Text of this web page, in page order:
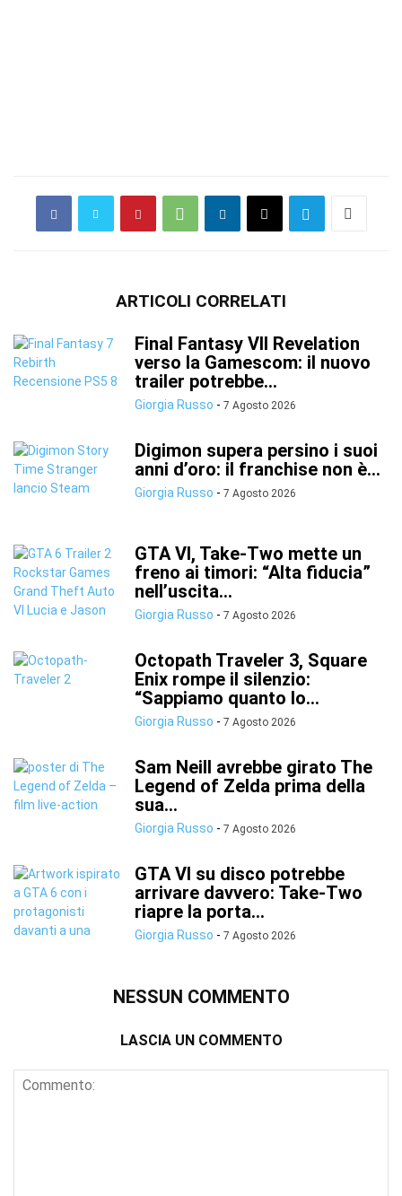
ARTICOLI CORRELATI
Final Fantasy VII Revelation
verso la Gamescom: il nuovo
trailer potrebbe...
Giorgia Russo - 7 Agosto 2026
Digimon supera persino i suoi
anni d’oro: il franchise non è...
Giorgia Russo - 7 Agosto 2026
GTA VI, Take-Two mette un
freno ai timori: “Alta fiducia”
nell’uscita...
Giorgia Russo - 7 Agosto 2026
Octopath Traveler 3, Square
Enix rompe il silenzio:
“Sappiamo quanto lo...
Giorgia Russo - 7 Agosto 2026
Sam Neill avrebbe girato The
Legend of Zelda prima della
sua...
Giorgia Russo - 7 Agosto 2026
GTA VI su disco potrebbe
arrivare davvero: Take-Two
riapre la porta...
Giorgia Russo - 7 Agosto 2026
NESSUN COMMENTO
LASCIA UN COMMENTO